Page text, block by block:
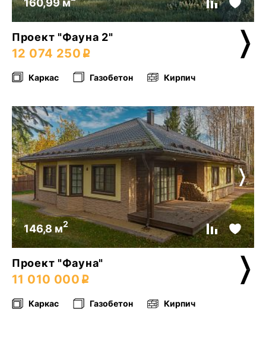
Проект "Фауна 2"
12 074 250
Каркас Газобетон Кирпич
146,8 м2
Проект "Фауна"
11 010 000
Каркас Газобетон Кирпич